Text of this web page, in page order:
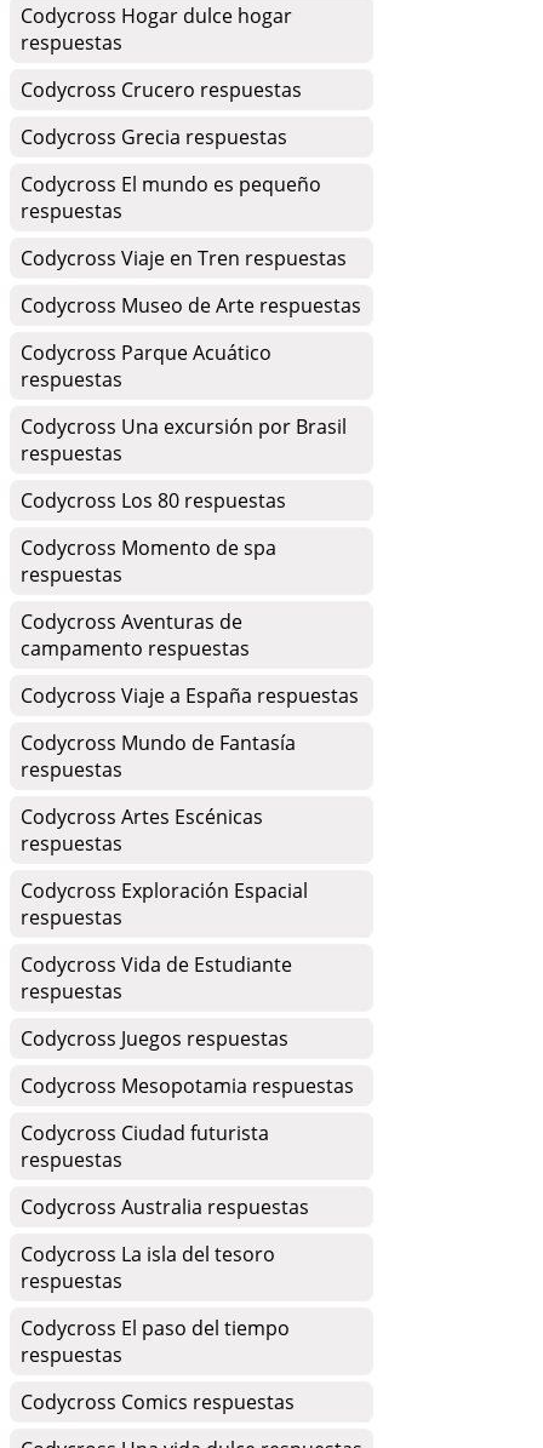
Codycross Hogar dulce hogar
respuestas
Codycross Crucero respuestas
Codycross Grecia respuestas
Codycross El mundo es pequeño
respuestas
Codycross Viaje en Tren respuestas
Codycross Museo de Arte respuestas
Codycross Parque Acuático
respuestas
Codycross Una excursión por Brasil
respuestas
Codycross Los 80 respuestas
Codycross Momento de spa
respuestas
Codycross Aventuras de
campamento respuestas
Codycross Viaje a España respuestas
Codycross Mundo de Fantasía
respuestas
Codycross Artes Escénicas
respuestas
Codycross Exploración Espacial
respuestas
Codycross Vida de Estudiante
respuestas
Codycross Juegos respuestas
Codycross Mesopotamia respuestas
Codycross Ciudad futurista
respuestas
Codycross Australia respuestas
Codycross La isla del tesoro
respuestas
Codycross El paso del tiempo
respuestas
Codycross Comics respuestas